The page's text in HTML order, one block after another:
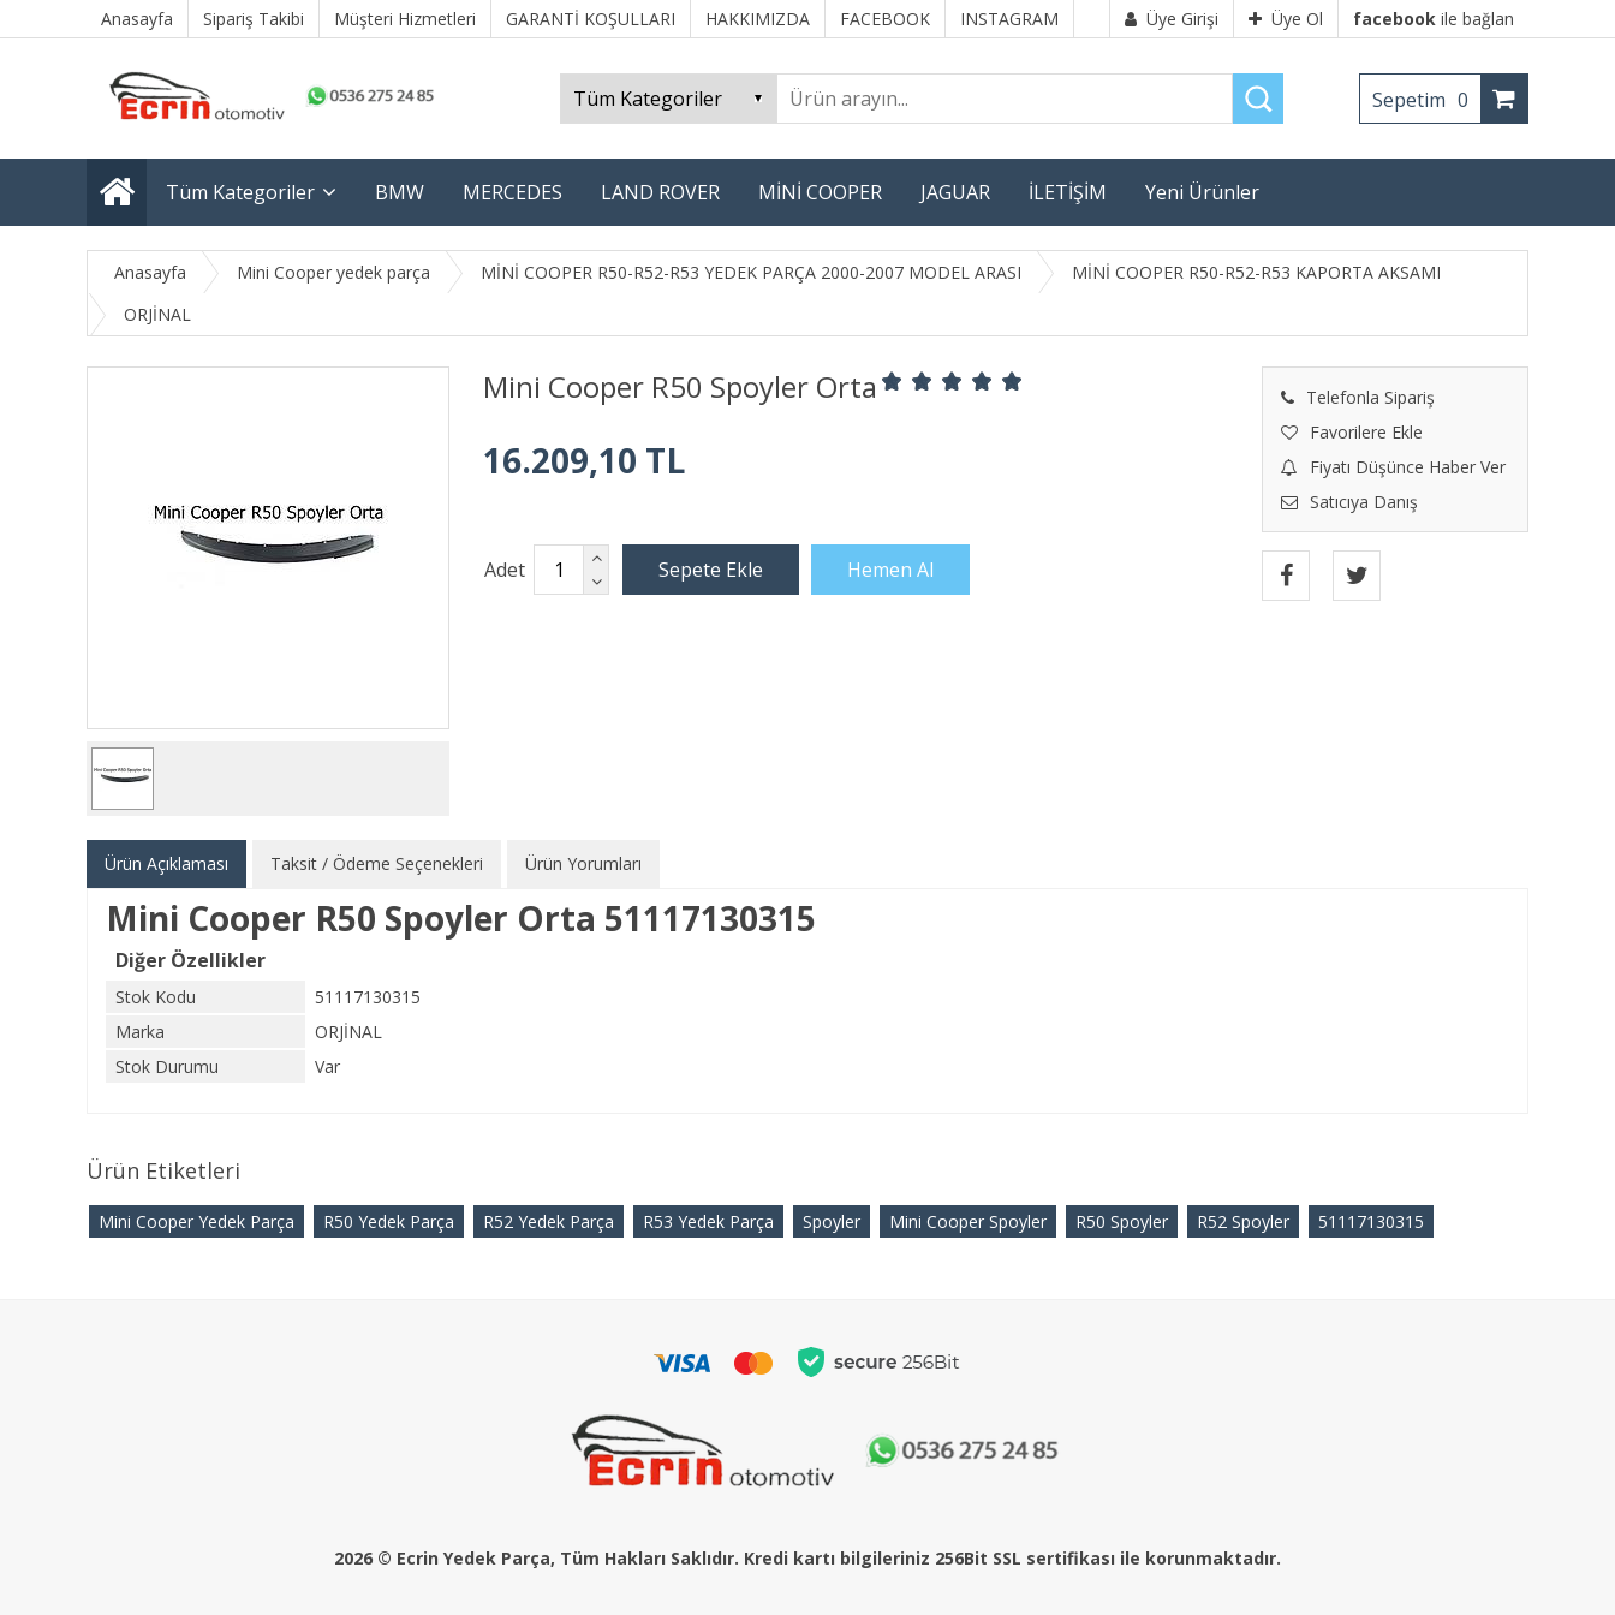
Anasayfa Sipariş Takibi Müşteri Hizmetleri GARANTİ KOŞULLARI HAKKIMIZDA FACEBOOK INSTAGRAM Üye Girişi Üye Ol facebook ile bağlan
Sepetim 0
Tüm Kategoriler BMW MERCEDES LAND ROVER MİNİ COOPER JAGUAR İLETİŞİM Yeni Ürünler
Anasayfa Mini Cooper yedek parça MİNİ COOPER R50-R52-R53 YEDEK PARÇA 2000-2007 MODEL ARASI
MİNİ COOPER R50-R52-R53 KAPORTA AKSAMI
ORJİNAL
Mini Cooper R50 Spoyler Orta
Telefonla Sipariş
Favorilere Ekle
Fiyatı Düşünce Haber Ver
Satıcıya Danış
16.209,10 TL
Adet
Ürün Açıklaması Taksit / Ödeme Seçenekleri Ürün Yorumları
Mini Cooper R50 Spoyler Orta 51117130315
Diğer Özellikler
Stok Kodu
51117130315
Marka
ORJİNAL
Stok Durumu
Var
Ürün Etiketleri
Mini Cooper Yedek Parça R50 Yedek Parça R52 Yedek Parça R53 Yedek Parça Spoyler Mini Cooper Spoyler R50 Spoyler R52 Spoyler 51117130315
2026 © Ecrin Yedek Parça, Tüm Hakları Saklıdır. Kredi kartı bilgileriniz 256Bit SSL sertifikası ile korunmaktadır.